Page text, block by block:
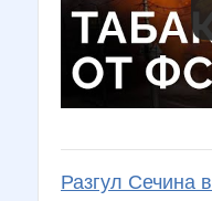
Разгул Сечина